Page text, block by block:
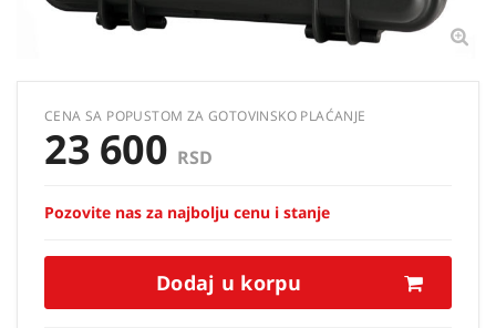
CENA SA POPUSTOM ZA GOTOVINSKO PLAĆANJE
23 600 RSD
Pozovite nas za najbolju cenu i stanje
Dodaj u korpu